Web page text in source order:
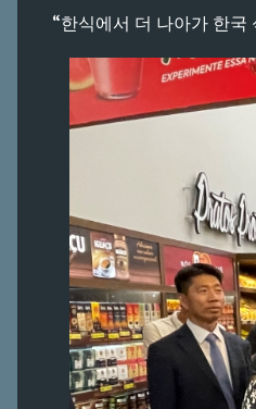
“한식에서 더 나아가 한국